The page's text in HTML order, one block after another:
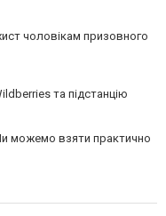
чоловікам призовного
та підстанцію
можемо взяти практично